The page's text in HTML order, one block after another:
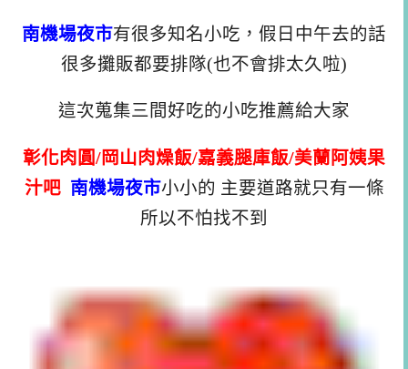
南機場夜市有很多知名小吃，假日中午去的話
很多攤販都要排隊(也不會排太久啦)
這次蒐集三間好吃的小吃推薦給大家
彰化肉圓/岡山肉燥飯/嘉義腿庫飯/美蘭阿姨果
汁吧 南機場夜市小小的 主要道路就只有一條
所以不怕找不到